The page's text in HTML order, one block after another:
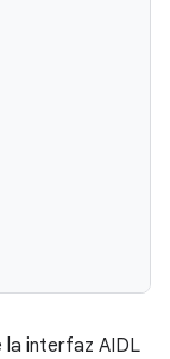
la interfaz AIDL